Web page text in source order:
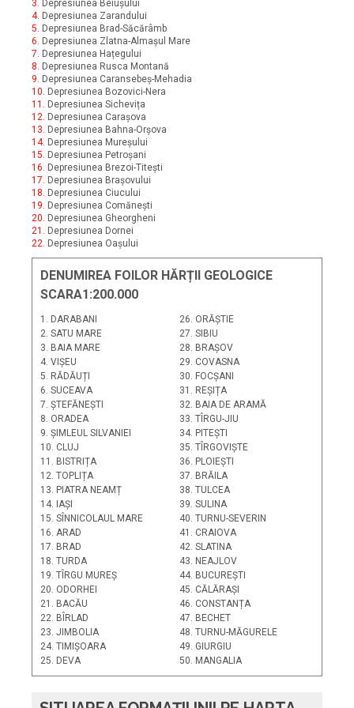
3. Depresiunea Beiușului
4. Depresiunea Zarandului
5. Depresiunea Brad-Săcărâmb
6. Depresiunea Zlatna-Almașul Mare
7. Depresiunea Hațegului
8. Depresiunea Rusca Montană
9. Depresiunea Caransebeș-Mehadia
10. Depresiunea Bozovici-Nera
11. Depresiunea Sichevița
12. Depresiunea Carașova
13. Depresiunea Bahna-Orșova
14. Depresiunea Mureșului
15. Depresiunea Petroșani
16. Depresiunea Brezoi-Titești
17. Depresiunea Brașovului
18. Depresiunea Ciucului
19. Depresiunea Comănești
20. Depresiunea Gheorgheni
21. Depresiunea Dornei
22. Depresiunea Oașului
DENUMIREA FOILOR HĂRȚII GEOLOGICE
SCARA1:200.000
1. DARABANI
2. SATU MARE
3. BAIA MARE
4. VIȘEU
5. RĂDĂUȚI
6. SUCEAVA
7. ȘTEFĂNEȘTI
8. ORADEA
9. ȘIMLEUL SILVANIEI
10. CLUJ
11. BISTRIȚA
12. TOPLIȚA
13. PIATRA NEAMȚ
14. IAȘI
15. SÎNNICOLAUL MARE
16. ARAD
17. BRAD
18. TURDA
19. TÎRGU MUREȘ
20. ODORHEI
21. BACĂU
22. BÎRLAD
23. JIMBOLIA
24. TIMIȘOARA
25. DEVA
26. ORĂȘTIE
27. SIBIU
28. BRAȘOV
29. COVASNA
30. FOCȘANI
31. REȘIȚA
32. BAIA DE ARAMĂ
33. TÎRGU-JIU
34. PITEȘTI
35. TÎRGOVIȘTE
36. PLOIEȘTI
37. BRĂILA
38. TULCEA
39. SULINA
40. TURNU-SEVERIN
41. CRAIOVA
42. SLATINA
43. NEAJLOV
44. BUCUREȘTI
45. CĂLĂRAȘI
46. CONSTANȚA
47. BECHET
48. TURNU-MĂGURELE
49. GIURGIU
50. MANGALIA